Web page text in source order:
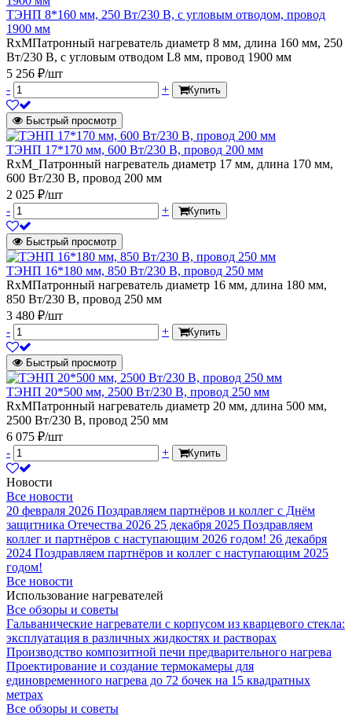
ТЭНП 8*160 мм, 250 Вт/230 В, с угловым отводом, провод
1900 мм
RxMПатронный нагреватель диаметр 8 мм, длина 160 мм, 250
Вт/230 В, с угловым отводом L8 мм, провод 1900 мм
5 256 ₽/шт
-
+ Купить
Быстрый просмотр
ТЭНП 17*170 мм, 600 Вт/230 В, провод 200 мм
RxM_Патронный нагреватель диаметр 17 мм, длина 170 мм,
600 Вт/230 В, провод 200 мм
2 025 ₽/шт
-
+ Купить
Быстрый просмотр
ТЭНП 16*180 мм, 850 Вт/230 В, провод 250 мм
RxMПатронный нагреватель диаметр 16 мм, длина 180 мм,
850 Вт/230 В, провод 250 мм
3 480 ₽/шт
-
+ Купить
Быстрый просмотр
ТЭНП 20*500 мм, 2500 Вт/230 В, провод 250 мм
RxMПатронный нагреватель диаметр 20 мм, длина 500 мм,
2500 Вт/230 В, провод 250 мм
6 075 ₽/шт
-
+ Купить
Новости
Все новости
20 февраля 2026 Поздравляем партнёров и коллег с Днём
защитника Отечества 2026 25 декабря 2025 Поздравляем
коллег и партнёров с наступающим 2026 годом! 26 декабря
2024 Поздравляем партнёров и коллег с наступающим 2025
годом!
Все новости
Использование нагревателей
Все обзоры и советы
Гальванические нагреватели с корпусом из кварцевого стекла:
эксплуатация в различных жидкостях и растворах
Производство композитной печи предварительного нагрева
Проектирование и создание термокамеры для
единовременного нагрева до 72 бочек на 15 квадратных
метрах
Все обзоры и советы